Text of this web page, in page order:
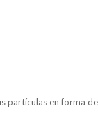
partículas en forma